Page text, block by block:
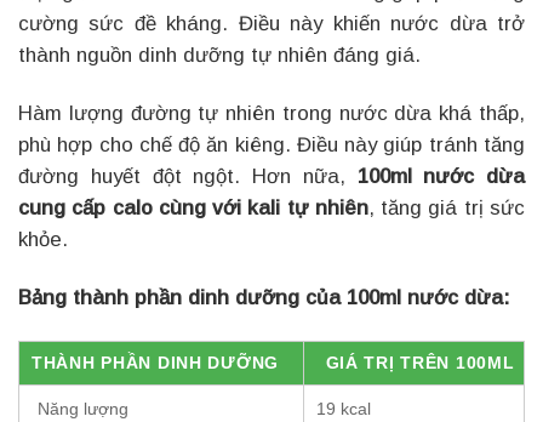
cường sức đề kháng. Điều này khiến nước dừa trở
thành nguồn dinh dưỡng tự nhiên đáng giá.
Hàm lượng đường tự nhiên trong nước dừa khá thấp,
phù hợp cho chế độ ăn kiêng. Điều này giúp tránh tăng
đường huyết đột ngột. Hơn nữa, 100ml nước dừa
cung cấp calo cùng với kali tự nhiên, tăng giá trị sức
khỏe.
Bảng thành phần dinh dưỡng của 100ml nước dừa:
THÀNH PHẦN DINH DƯỠNG GIÁ TRỊ TRÊN 100ML
Năng lượng 19 kcal